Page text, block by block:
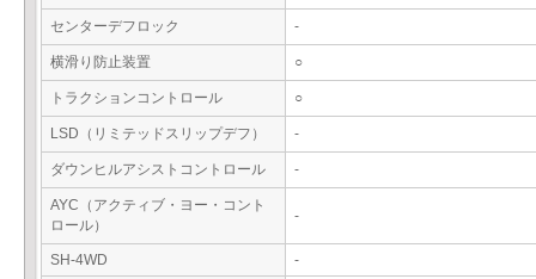
センターデフロック -
横滑り防止装置 ○
トラクションコントロール ○
LSD（リミテッドスリップデフ） -
ダウンヒルアシストコントロール -
AYC（アクティブ・ヨー・コント
ロール）
-
SH-4WD
-